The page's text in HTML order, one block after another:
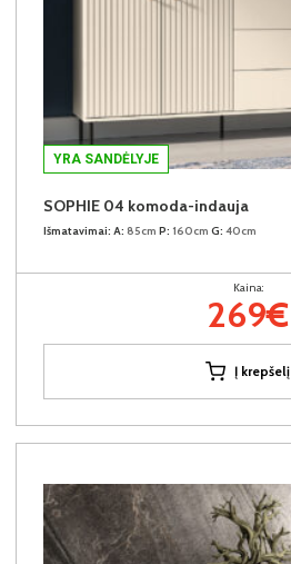
YRA SANDĖLYJE
SOPHIE 04 komoda-indauja
Išmatavimai: A: 85cm P: 160cm G: 40cm
Kaina:
269€
Į krepšelį